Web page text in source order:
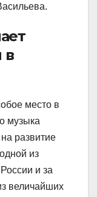
в
место в
музыка
развитие
из
и за
величайших